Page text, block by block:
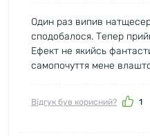
Один раз випив
сподобалося. Тепер
Ефект не якийсь
самопочуття мене
Відгук був корисний? 1